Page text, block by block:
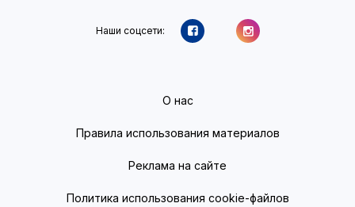
Наши соцсети:
О нас
Правила использования материалов
Реклама на сайте
Политика использования cookie-файлов